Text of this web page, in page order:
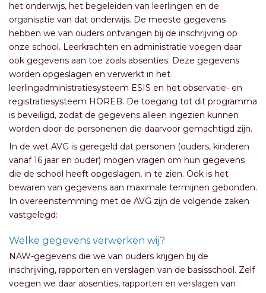
het onderwijs, het begeleiden van leerlingen en de
organisatie van dat onderwijs. De meeste gegevens
hebben we van ouders ontvangen bij de inschrijving op
onze school. Leerkrachten en administratie voegen daar
ook gegevens aan toe zoals absenties. Deze gegevens
worden opgeslagen en verwerkt in het
leerlingadministratiesysteem ESIS en het observatie- en
registratiesysteem HOREB. De toegang tot dit programma
is beveiligd, zodat de gegevens alleen ingezien kunnen
worden door de personenen die daarvoor gemachtigd zijn.
In de wet AVG is geregeld dat personen (ouders, kinderen
vanaf 16 jaar en ouder) mogen vragen om hun gegevens
die de school heeft opgeslagen, in te zien. Ook is het
bewaren van gegevens aan maximale termijnen gebonden.
In overeenstemming met de AVG zijn de volgende zaken
vastgelegd:
Welke gegevens verwerken wij?
NAW-gegevens die we van ouders krijgen bij de
inschrijving, rapporten en verslagen van de basisschool. Zelf
voegen we daar absenties, rapporten en verslagen van